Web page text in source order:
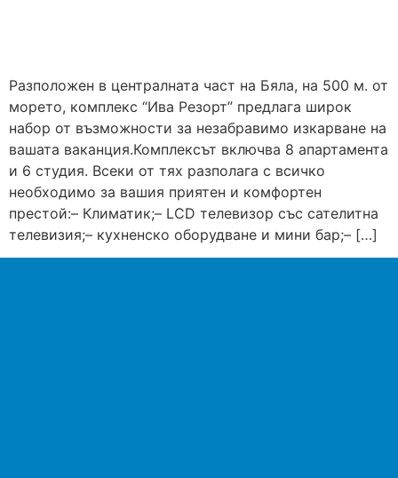
Разположен в централната част на Бяла, на 500 м. от
морето, комплекс “Ива Резорт” предлага широк
набор от възможности за незабравимо изкарване на
вашата ваканция.Комплексът включва 8 апартамента
и 6 студия. Всеки от тях разполага с всичко
необходимо за вашия приятен и комфортен
престой:– Климатик;– LCD телевизор със сателитна
телевизия;– кухненско оборудване и мини бар;– […]